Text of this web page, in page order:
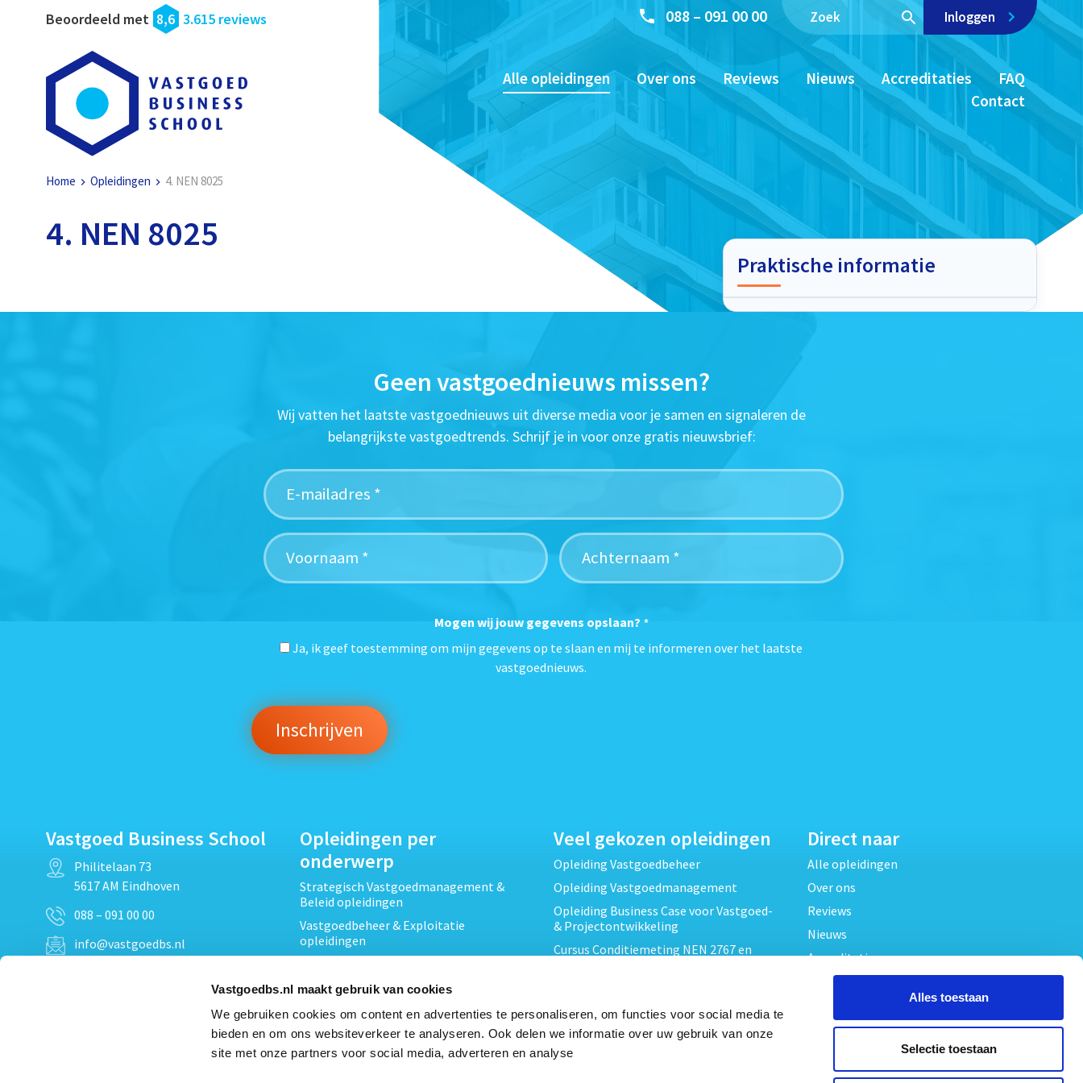
Vastgoedbs.nl maakt gebruik van cookies
We gebruiken cookies om content en advertenties te personaliseren, om functies voor social media te
bieden en om ons websiteverkeer te analyseren. Ook delen we informatie over uw gebruik van onze
site met onze partners voor social media, adverteren en analyse
Alles toestaan
Selectie toestaan
Beoordeeld met 8,6 3.615 reviews 088 – 091 00 00 Inloggen
Alle opleidingen Over ons Reviews Nieuws Accreditaties
FAQ
Contact
Home Opleidingen 4. NEN 8025
4. NEN 8025
Praktische informatie
Geen vastgoednieuws missen?
Wij vatten het laatste vastgoednieuws uit diverse media voor je samen en signaleren de
belangrijkste vastgoedtrends. Schrijf je in voor onze gratis nieuwsbrief:
Mogen wij jouw gegevens opslaan? *
Ja, ik geef toestemming om mijn gegevens op te slaan en mij te informeren over het laatste
vastgoednieuws.
Vastgoed Business School
Philitelaan 73
5617 AM Eindhoven
088 – 091 00 00
info@vastgoedbs.nl
Opleidingen per
onderwerp
Strategisch Vastgoedmanagement &
Beleid opleidingen
Vastgoedbeheer & Exploitatie
opleidingen
Projectontwikkeling &
Techniek, Onderhoud & Inspectie
Opleidingen
Verduurzaming en Energieprestatie
Veel gekozen opleidingen
Opleiding Vastgoedbeheer
Opleiding Vastgoedmanagement
Opleiding Business Case voor Vastgoed-
& Projectontwikkeling
Cursus Conditiemeting NEN 2767 en
Cursus EP-W Basis Woningen
Opleiding Professioneel VvE-beheer
Opleiding Projectleider Vastgoed
Direct naar
Alle opleidingen
Over ons
Reviews
Nieuws
Accreditaties
Algemene voorwaarden
Privacy verklaring